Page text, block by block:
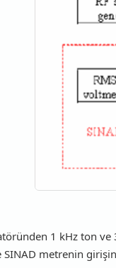
1 kHz ton ve
SINAD metrenin